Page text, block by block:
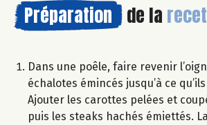
Préparation de la
Dans une poêle, faire revenir
échalotes émincés jusqu’à ce
Ajouter les carottes pelées et
puis les steaks hachés émiettés.